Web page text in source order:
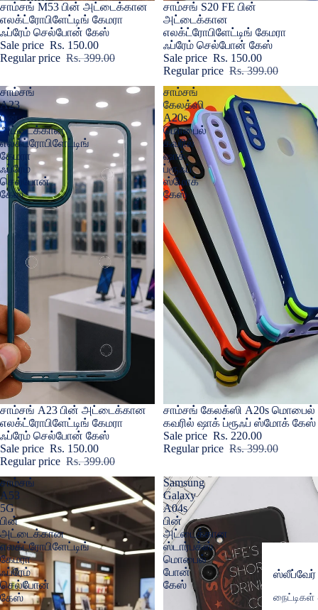
ஸ்லீப்வேர்
Sale
சாம்சங் M53 பின் அட்டைக்கான
எலக்ட்ரோபிளேட்டிங் கேமரா
ஃப்ரேம் செல்போன் கேஸ்
Sale price Rs. 150.00
Regular price Rs. 399.00
Sale
சாம்சங் S20 FE பின்
அட்டைக்கான
எலக்ட்ரோபிளேட்டிங் கேமரா
ஃப்ரேம் செல்போன் கேஸ்
Sale price Rs. 150.00
Regular price Rs. 399.00
சாம்சங்
A23
பின்
அட்டைக்கான
எலக்ட்ரோபிளேட்டிங்
கேமரா
ஃப்ரேம்
செல்போன்
கேஸ்
Sale
சாம்சங் A23 பின் அட்டைக்கான
எலக்ட்ரோபிளேட்டிங் கேமரா
ஃப்ரேம் செல்போன் கேஸ்
Sale price Rs. 150.00
Regular price Rs. 399.00
சாம்சங்
கேலக்ஸி
A20s
மொபைல்
கவரில்
ஷாக்
ப்ரூஃப்
ஸ்மோக்
கேஸ்
Sale
சாம்சங் கேலக்ஸி A20s மொபைல்
கவரில் ஷாக் ப்ரூஃப் ஸ்மோக் கேஸ்
Sale price Rs. 220.00
Regular price Rs. 399.00
சாம்சங்
A53
5G
பின்
அட்டைக்கான
எலக்ட்ரோபிளேட்டிங்
கேமரா
ஃப்ரேம்
செல்போன்
கேஸ்
Samsung
Galaxy
A04s
பின்
அட்டைக்கான
ஸ்டார்பக்ஸ்
மொபைல்
போன்
கேஸ்